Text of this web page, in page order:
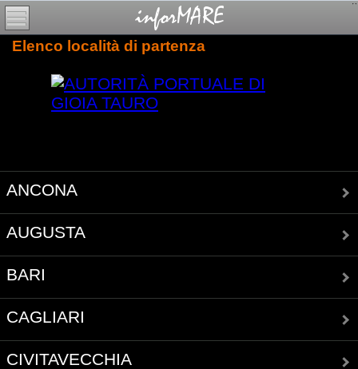
Elenco località di partenza
ANCONA
AUGUSTA
BARI
CAGLIARI
CIVITAVECCHIA